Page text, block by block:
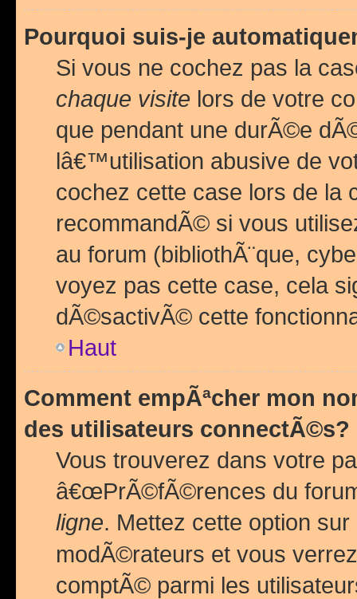
Pourquoi suis-je
Si vous ne cochez pas la
chaque visite lors de votre
que pendant une durÃ©e
lâ€™utilisation abusive de
cochez cette case lors de
recommandÃ© si vous
au forum (bibliothÃ¨que,
voyez pas cette case, cela
dÃ©sactivÃ© cette
Haut
Comment empÃªcher mon
des utilisateurs connectÃ©s?
Vous trouverez dans votre
â€œPrÃ©fÃ©rences du
ligne. Mettez cette option sur
modÃ©rateurs et vous
comptÃ© parmi les